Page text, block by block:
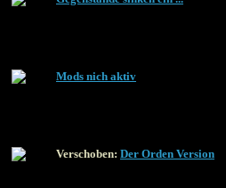
Mods nich aktiv
Verschoben: Der Orden Version